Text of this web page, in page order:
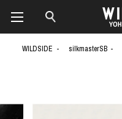
WILDSIDE silkmasterSB